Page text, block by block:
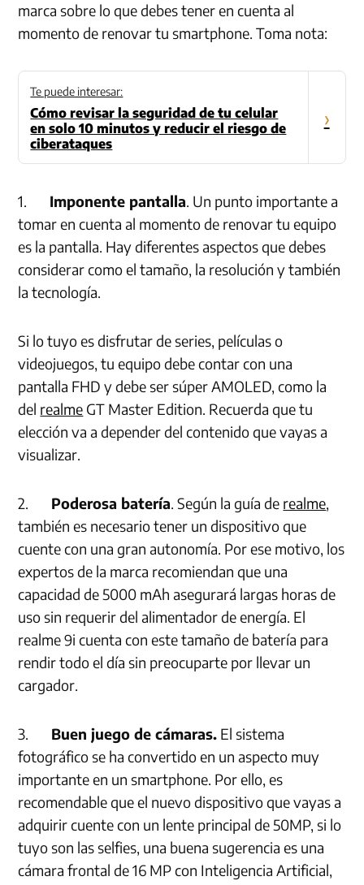
marca sobre lo que debes tener en cuenta al
momento de renovar tu smartphone. Toma nota:
Te puede interesar:
Cómo revisar la seguridad de tu celular
en solo 10 minutos y reducir el riesgo de
ciberataques
›
1. Imponente pantalla. Un punto importante a
tomar en cuenta al momento de renovar tu equipo
es la pantalla. Hay diferentes aspectos que debes
considerar como el tamaño, la resolución y también
la tecnología.
Si lo tuyo es disfrutar de series, películas o
videojuegos, tu equipo debe contar con una
pantalla FHD y debe ser súper AMOLED, como la
del realme GT Master Edition. Recuerda que tu
elección va a depender del contenido que vayas a
visualizar.
2. Poderosa batería. Según la guía de realme,
también es necesario tener un dispositivo que
cuente con una gran autonomía. Por ese motivo, los
expertos de la marca recomiendan que una
capacidad de 5000 mAh asegurará largas horas de
uso sin requerir del alimentador de energía. El
realme 9i cuenta con este tamaño de batería para
rendir todo el día sin preocuparte por llevar un
cargador.
3. Buen juego de cámaras. El sistema
fotográfico se ha convertido en un aspecto muy
importante en un smartphone. Por ello, es
recomendable que el nuevo dispositivo que vayas a
adquirir cuente con un lente principal de 50MP, si lo
tuyo son las selfies, una buena sugerencia es una
cámara frontal de 16 MP con Inteligencia Artificial,